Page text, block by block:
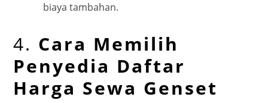
biaya tambahan.
4. Cara Memilih
Penyedia Daftar
Harga Sewa Genset